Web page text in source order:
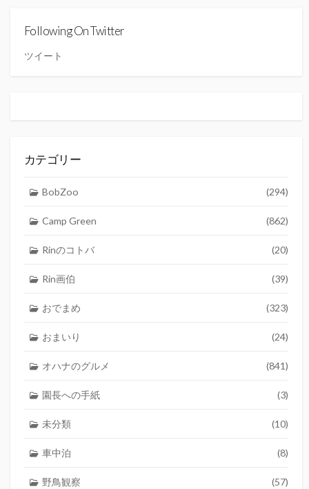
Following On Twitter
ツイート
カテゴリー
BobZoo (294)
Camp Green (862)
Rinのコトバ (20)
Rin画伯 (39)
おでまめ (323)
おまいり (24)
オハナのグルメ (841)
園長への手紙 (3)
未分類 (10)
車中泊 (8)
野鳥観察 (57)